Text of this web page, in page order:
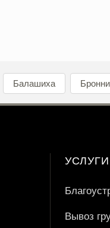
Балашиха
УСЛУГИ
Вывоз